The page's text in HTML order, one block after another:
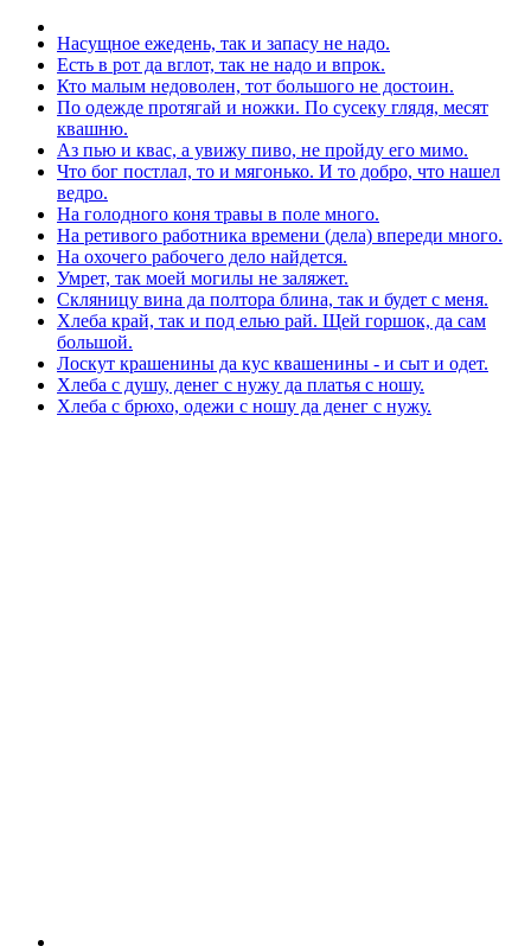
Насущное ежедень, так и запасу не надо.
Есть в рот да вглот, так не надо и впрок.
Кто малым недоволен, тот большого не достоин.
По одежде протягай и ножки. По сусеку глядя, месят
квашню.
Аз пью и квас, а увижу пиво, не пройду его мимо.
Что бог постлал, то и мягонько. И то добро, что нашел
ведро.
На голодного коня травы в поле много.
На ретивого работника времени (дела) впереди много.
На охочего рабочего дело найдется.
Умрет, так моей могилы не заляжет.
Скляницу вина да полтора блина, так и будет с меня.
Хлеба край, так и под елью рай. Щей горшок, да сам
большой.
Лоскут крашенины да кус квашенины - и сыт и одет.
Хлеба с душу, денег с нужу да платья с ношу.
Хлеба с брюхо, одежи с ношу да денег с нужу.